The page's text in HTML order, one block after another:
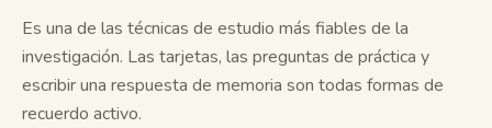
Quiz con IA
Chuletas
Es una de las técnicas de estudio más fiables de la
investigación. Las tarjetas, las preguntas de práctica y
escribir una respuesta de memoria son todas formas de
recuerdo activo.